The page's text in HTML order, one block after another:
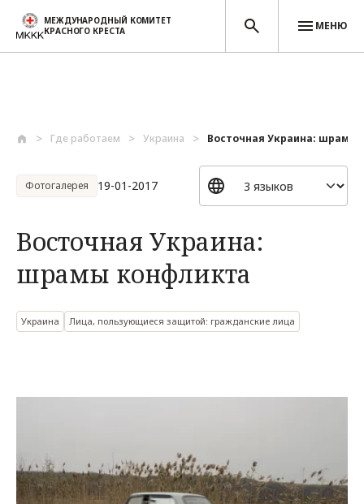
МЕЖДУНАРОДНЫЙ КОМИТЕТ
КРАСНОГО КРЕСТА
МЕНЮ
Где работаем Украина Восточная Украина: шрамы
Фотогалерея 19-01-2017
Восточная Украина:
шрамы конфликта
Украина Лица, пользующиеся защитой: гражданские лица